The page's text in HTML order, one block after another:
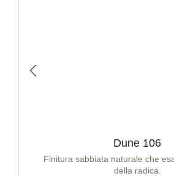
Dune 106
Finitura sabbiata naturale che
della radica.